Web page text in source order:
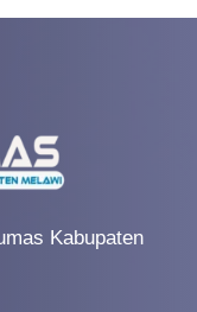
Kabupaten